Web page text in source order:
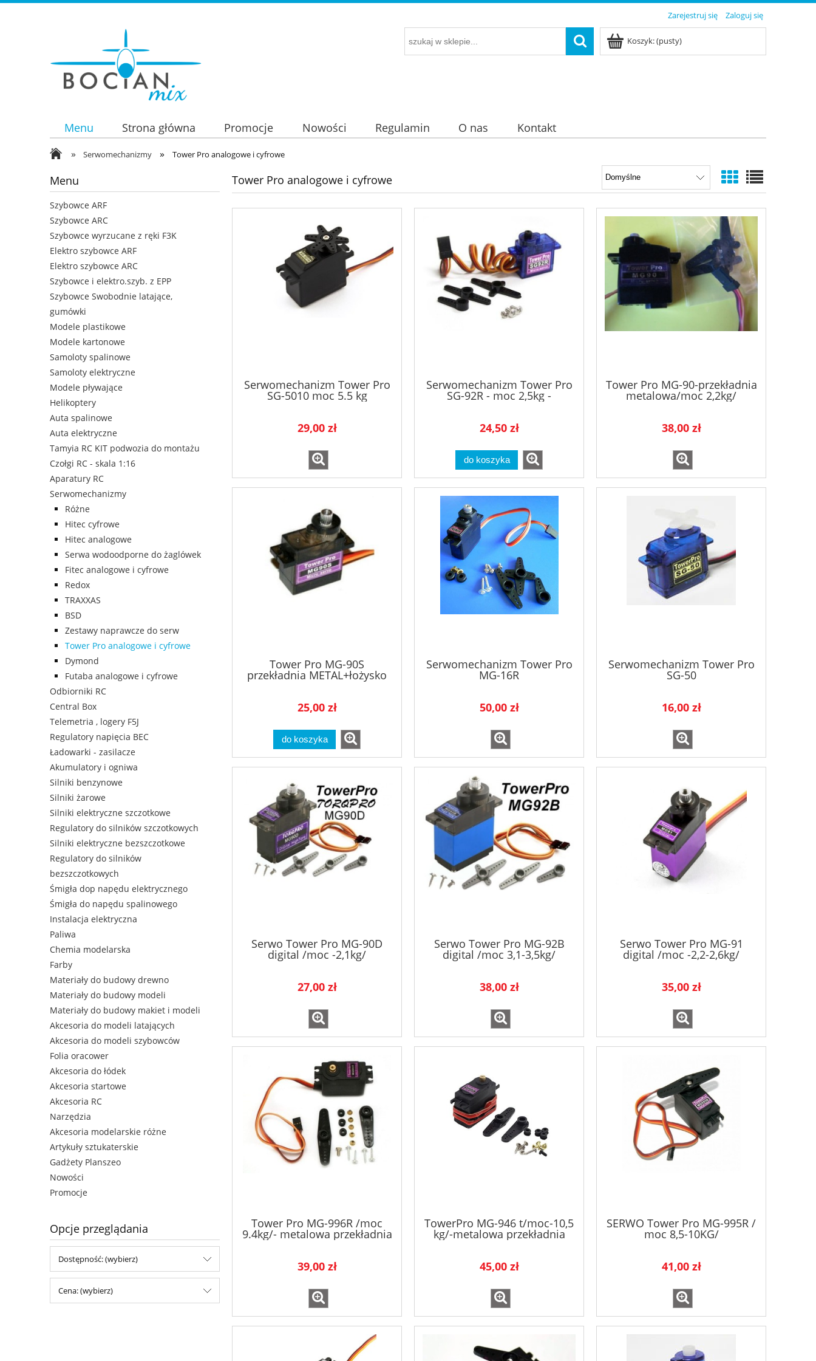
Zarejestruj się Zaloguj się
Koszyk:(pusty)
Menu Strona główna Promocje Nowości Regulamin O nas Kontakt
» Serwomechanizmy » Tower Pro analogowe i cyfrowe
Menu
Szybowce ARF
Szybowce ARC
Szybowce wyrzucane z ręki F3K
Elektro szybowce ARF
Elektro szybowce ARC
Szybowce i elektro.szyb. z EPP
Szybowce Swobodnie latające,
gumówki
Modele plastikowe
Modele kartonowe
Samoloty spalinowe
Samoloty elektryczne
Modele pływające
Helikoptery
Auta spalinowe
Auta elektryczne
Tamyia RC KIT podwozia do montażu
Czołgi RC - skala 1:16
Aparatury RC
Serwomechanizmy
Różne
Hitec cyfrowe
Hitec analogowe
Serwa wodoodporne do żaglówek
Fitec analogowe i cyfrowe
Redox
TRAXXAS
BSD
Zestawy naprawcze do serw
Tower Pro analogowe i cyfrowe
Dymond
Futaba analogowe i cyfrowe
Odbiorniki RC
Central Box
Telemetria , logery F5J
Regulatory napięcia BEC
Ładowarki - zasilacze
Akumulatory i ogniwa
Silniki benzynowe
Silniki żarowe
Silniki elektryczne szczotkowe
Regulatory do silników szczotkowych
Silniki elektryczne bezszczotkowe
Regulatory do silników
bezszczotkowych
Śmigła dop napędu elektrycznego
Śmigła do napędu spalinowego
Instalacja elektryczna
Paliwa
Chemia modelarska
Farby
Materiały do budowy drewno
Materiały do budowy modeli
Materiały do budowy makiet i modeli
Akcesoria do modeli latających
Akcesoria do modeli szybowców
Folia oracower
Akcesoria do łódek
Akcesoria startowe
Akcesoria RC
Narzędzia
Akcesoria modelarskie różne
Artykuły sztukaterskie
Gadżety Planszeo
Nowości
Promocje
Opcje przeglądania
Dostępność: (wybierz)
Cena: (wybierz)
Tower Pro analogowe i cyfrowe
Serwomechanizm Tower Pro
SG-5010 moc 5.5 kg
29,00 zł
Serwomechanizm Tower Pro
SG-92R - moc 2,5kg -
PRZEKŁADNIA WĘGLOWA
24,50 zł
do koszyka
Tower Pro MG-90-przekładnia
metalowa/moc 2,2kg/
38,00 zł
Tower Pro MG-90S
przekładnia METAL+łożysko
25,00 zł
do koszyka
Serwomechanizm Tower Pro
MG-16R
50,00 zł
Serwomechanizm Tower Pro
SG-50
16,00 zł
Serwo Tower Pro MG-90D
digital /moc -2,1kg/
27,00 zł
Serwo Tower Pro MG-92B
digital /moc 3,1-3,5kg/
38,00 zł
Serwo Tower Pro MG-91
digital /moc -2,2-2,6kg/
35,00 zł
Tower Pro MG-996R /moc
9.4kg/- metalowa przekładnia
39,00 zł
TowerPro MG-946 t/moc-10,5
kg/-metalowa przekładnia
45,00 zł
SERWO Tower Pro MG-995R /
moc 8,5-10KG/
41,00 zł